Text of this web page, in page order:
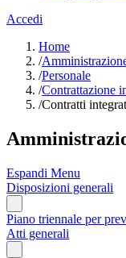
Accedi
Home
/
/Personale
/Contrattazione
/Contratti
Espandi Menu
Disposizioni generali
Piano triennale per
Atti generali